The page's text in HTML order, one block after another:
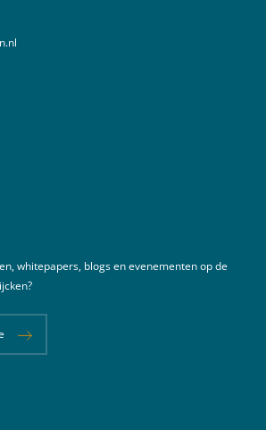
whitepapers, blogs en evenementen op de